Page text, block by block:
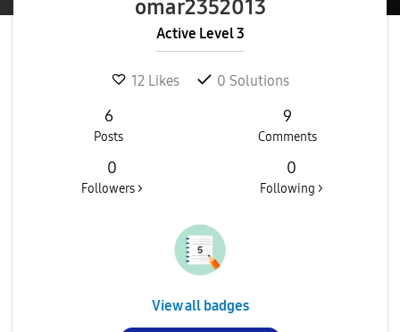
omar2352013
Active Level 3
12 Likes 0 Solutions
6
Posts
9
Comments
0
Followers >
0
Following >
View all badges